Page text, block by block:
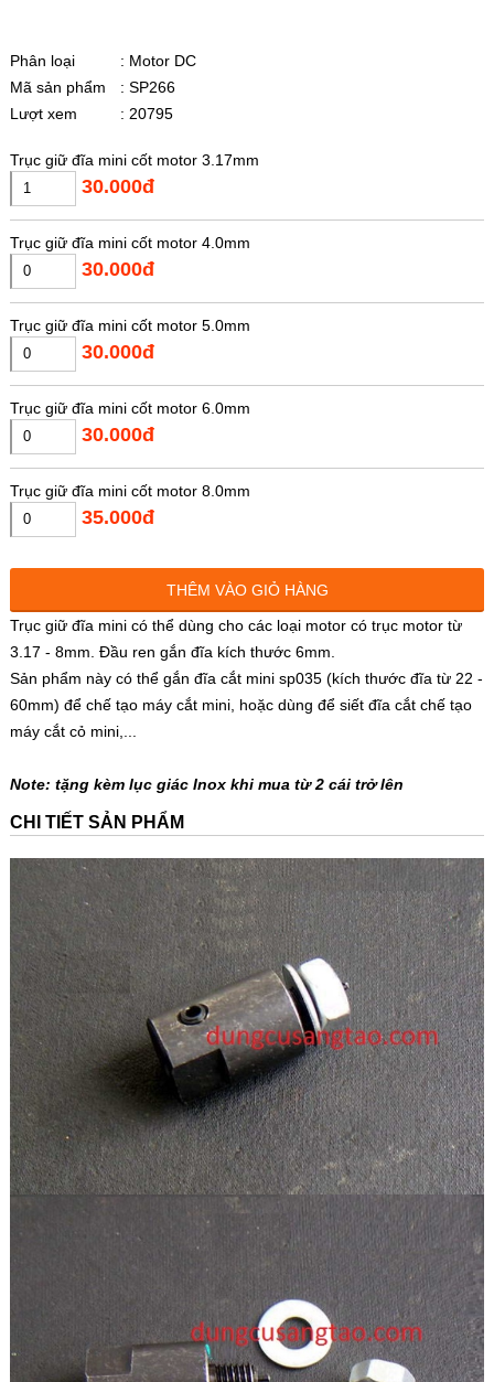
Phân loại
: Motor DC
Mã sản phẩm
: SP266
Lượt xem
: 20795
Trục giữ đĩa mini cốt motor 3.17mm
30.000đ
Trục giữ đĩa mini cốt motor 4.0mm
30.000đ
Trục giữ đĩa mini cốt motor 5.0mm
30.000đ
Trục giữ đĩa mini cốt motor 6.0mm
30.000đ
Trục giữ đĩa mini cốt motor 8.0mm
35.000đ
THÊM VÀO GIỎ HÀNG
Trục giữ đĩa mini có thể dùng cho các loại motor có trục motor từ
3.17 - 8mm. Đầu ren gắn đĩa kích thước 6mm.
Sản phẩm này có thể gắn đĩa cắt mini sp035 (kích thước đĩa từ 22 -
60mm) để chế tạo máy cắt mini, hoặc dùng để siết đĩa cắt chế tạo
máy cắt cỏ mini,...
Note: tặng kèm lục giác Inox khi mua từ 2 cái trở lên
CHI TIẾT SẢN PHẨM